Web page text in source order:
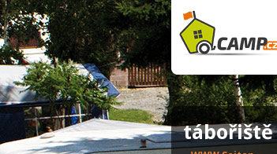
tábořiště